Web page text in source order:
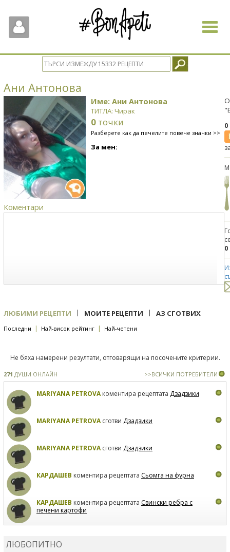
Toggle
Ани Антонова
Име: Ани Антонова
ТИТЛА: Чирак
0 точки
Разберете как да печелите повече значки >>
За мен:
Коментари
0
ЛЮБИМИ РЕЦЕПТИ | МОИТЕ РЕЦЕПТИ | АЗ СГОТВИХ
Последни | Най-висок рейтинг | Най-четени
Не бяха намерени резултати, отговарящи на посочените критерии.
271 ДУШИ ОНЛАЙН >>ВСИЧКИ ПОТРЕБИТЕЛИ
MARIYANA PETROVAкоментира рецептата Дзадзики
MARIYANA PETROVAсготви Дзадзики
MARIYANA PETROVAсготви Дзадзики
КАРДАШЕВ коментира рецептата Сьомга на фурна
КАРДАШЕВ коментира рецептата Свински ребра с
печени картофи
ЛЮБОПИТНО